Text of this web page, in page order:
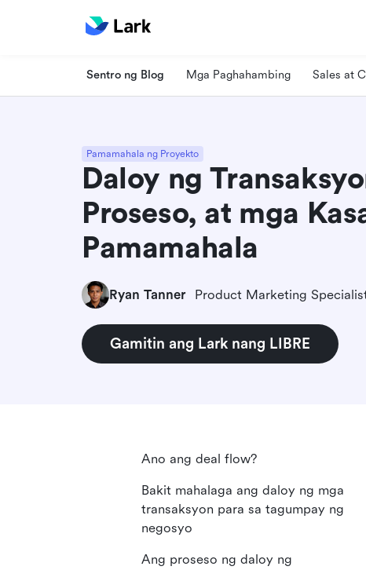
Sentro ng Blog Mga Paghahambing Sales at
Pamamahala ng Proyekto
Daloy ng
Proseso, at mga
Pamamahala
Ryan Tanner Product Marketing
Gamitin ang Lark nang LIBRE
Ano ang deal flow?
Bakit mahalaga ang daloy ng mga
transaksyon para sa tagumpay ng
negosyo
Ang proseso ng daloy ng